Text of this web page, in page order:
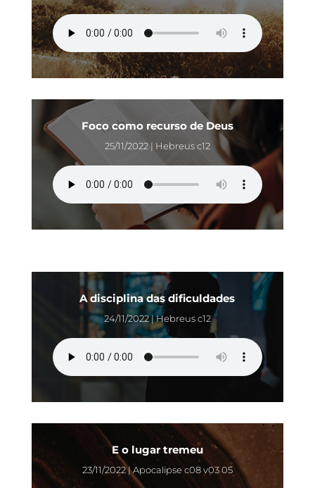
Foco como recurso de Deus
25/11/2022 | Hebreus c12
A disciplina das dificuldades
24/11/2022 | Hebreus c12
E o lugar tremeu
23/11/2022 | Apocalipse c08 v03 05